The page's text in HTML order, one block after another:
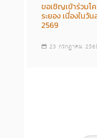
ขอเชิญเข้าร่วมโ
ระยอง เนื่องในวั
2569
23 กรกฏาคม